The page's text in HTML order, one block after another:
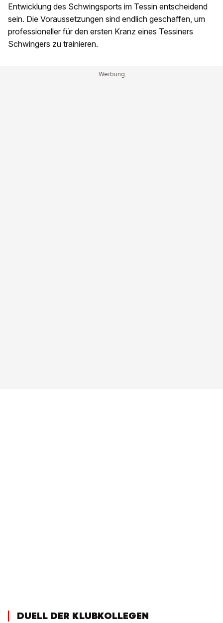
Entwicklung des Schwingsports im Tessin entscheidend
sein. Die Voraussetzungen sind endlich geschaffen, um
professioneller für den ersten Kranz eines Tessiners
Schwingers zu trainieren.
DUELL DER KLUBKOLLEGEN